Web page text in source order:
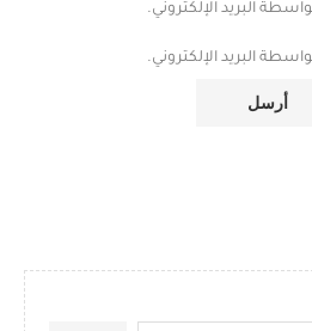
البريد الإلكتروني.
البريد الإلكتروني.